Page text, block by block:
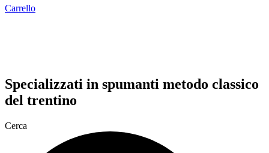
Carrello
Specializzati in spumanti metodo classico
del trentino
Cerca